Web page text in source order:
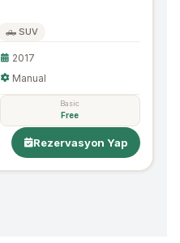
🛻 SUV
2017
Manual
Basic
Free
Rezervasyon Yap